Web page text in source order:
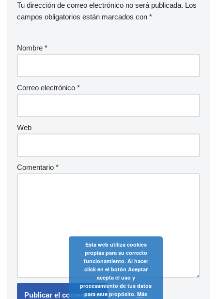
Tu dirección de correo electrónico no será publicada. Los
campos obligatorios están marcados con *
Nombre *
Correo electrónico *
Web
Comentario *
Esta web utiliza cookies
propias para su correcto
funcionamiento. Al hacer
click en el botón Aceptar
acepta el uso y
procesamiento de tus datos
para este propósito. Más